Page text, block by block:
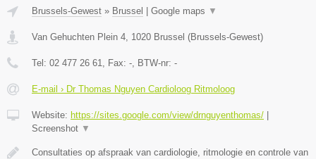
Brussels-Gewest » Brussel | Google maps ▼
Van Gehuchten Plein 4 1020 Brussel (Brussels-Gewest)
Tel: 02 477 26 61 , Fax: - , BTW-nr: -
E-mail › Dr Thomas Nguyen Cardioloog Ritmoloog
Website: https://sites.google.com/view/drnguyenthomas/ |
Screenshot ▼
Consultaties op afspraak van cardiologie, ritmologie en controle van